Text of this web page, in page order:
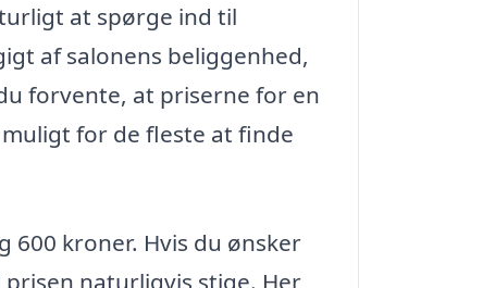
at spørge ind til
af salonens beliggenhed,
forvente, at priserne for en
for de fleste at finde
600 kroner. Hvis du ønsker
naturligvis stige. Her